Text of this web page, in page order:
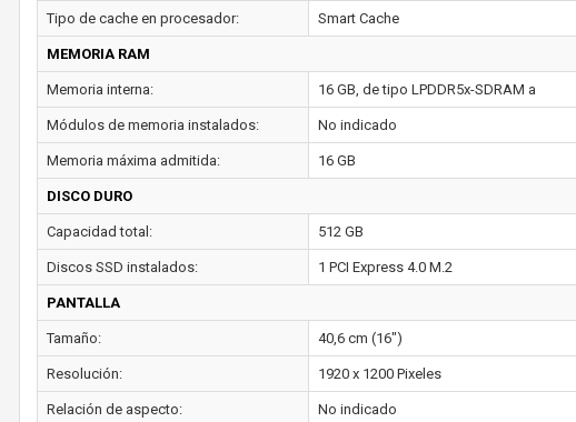
Tipo de cache en procesador: Smart Cache
MEMORIA RAM
Memoria interna: 16 GB, de tipo LPDDR5x-SDRAM a
Módulos de memoria instalados: No indicado
Memoria máxima admitida: 16 GB
DISCO DURO
Capacidad total: 512 GB
Discos SSD instalados: 1 PCI Express 4.0 M.2
PANTALLA
Tamaño: 40,6 cm (16")
Resolución: 1920 x 1200 Pixeles
Relación de aspecto: No indicado